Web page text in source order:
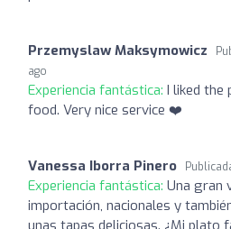
Przemyslaw Maksymowicz
ago
Experiencia fantástica: I liked the
food. Very nice service ❤️
Vanessa Iborra Pinero
Experiencia fantástica: Una gran
importación, nacionales y
unas tapas deliciosas. ¿Mi plato